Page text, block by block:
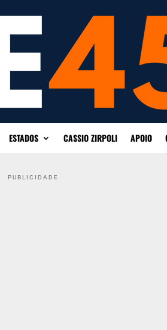
ESTADOS CASSIO ZIRPOLI APOIO
PUBLICIDADE